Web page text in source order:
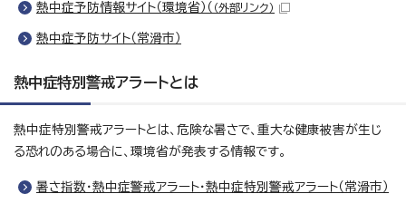
熱中症予防情報サイト（環境省）（ （外部リンク）
熱中症予防サイト（常滑市）
熱中症特別警戒アラートとは
熱中症特別警戒アラートとは、危険な暑さで、重大な健康被害が生じ
る恐れのある場合に、環境省が発表する情報です。
暑さ指数・熱中症警戒アラート・熱中症特別警戒アラート（常滑市）